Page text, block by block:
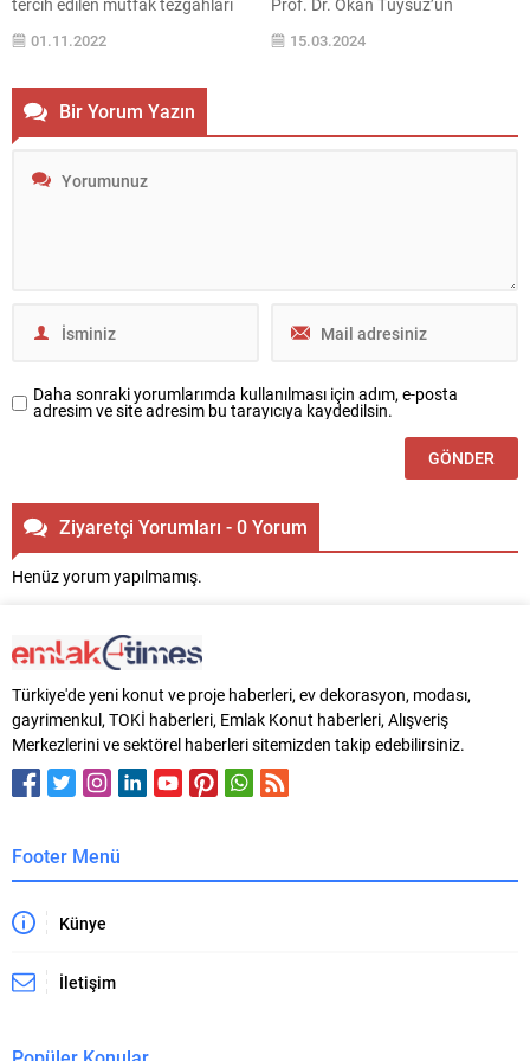
tercih edilen mutfak tezgahları
olduğunu söyleyen Efesus Stone
Genel Müdürü Bilgehan Uysal,
porselen ve kuvars mutfak
tezgahların avantajlarına ilişkin
değerlendirmelerde bulundu.
Uysal, “Mutfakta tezgah sadece
estetik açıdan değil; kullanım
01.11.2022
Prof. Dr. Okan Tüysüz’ün
konuşmacı olarak
katıldığı, ‘’Deprem ve Türkiye’’
afetlere en çok...
15.03.2024
Bir Yorum Yazın
Daha sonraki yorumlarımda kullanılması için adım, e-posta
adresim ve site adresim bu tarayıcıya kaydedilsin.
Ziyaretçi Yorumları - 0 Yorum
Henüz yorum yapılmamış.
Türkiye'de yeni konut ve proje haberleri, ev dekorasyon, modası,
gayrimenkul, TOKİ haberleri, Emlak Konut haberleri, Alışveriş
Merkezlerini ve sektörel haberleri sitemizden takip edebilirsiniz.
Footer Menü
Künye
İletişim